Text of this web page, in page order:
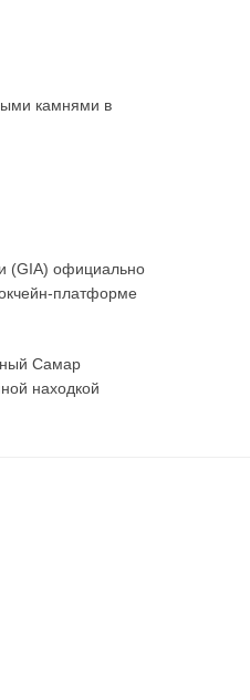
камнями в
(GIA) официально
платформе
Самар
находкой